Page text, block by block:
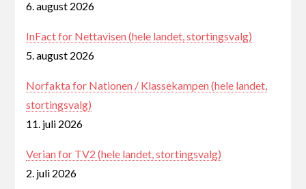
6. august 2026
InFact for Nettavisen (hele landet, stortingsvalg)
5. august 2026
Norfakta for Nationen / Klassekampen (hele landet,
stortingsvalg)
11. juli 2026
Verian for TV2 (hele landet, stortingsvalg)
2. juli 2026